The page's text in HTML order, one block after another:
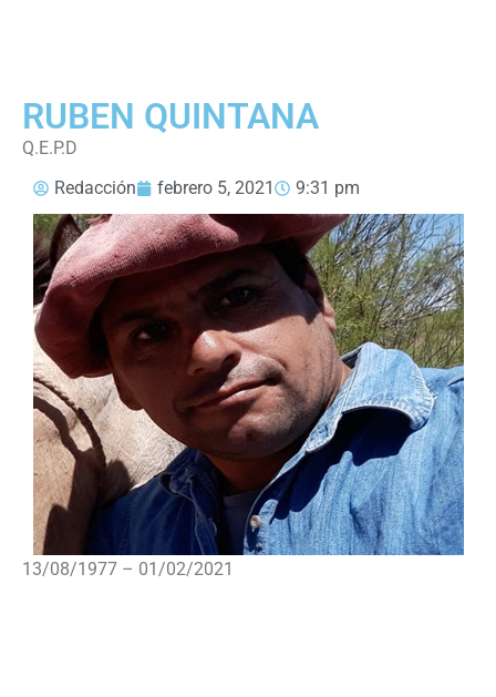
RUBEN QUINTANA
Q.E.P.D
Redacción
febrero 5, 2021 9:31 pm
13/08/1977 – 01/02/2021